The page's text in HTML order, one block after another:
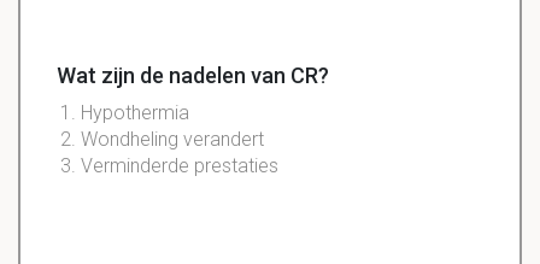
Wat zijn de nadelen van CR?
Hypothermia
Wondheling verandert
Verminderde prestaties